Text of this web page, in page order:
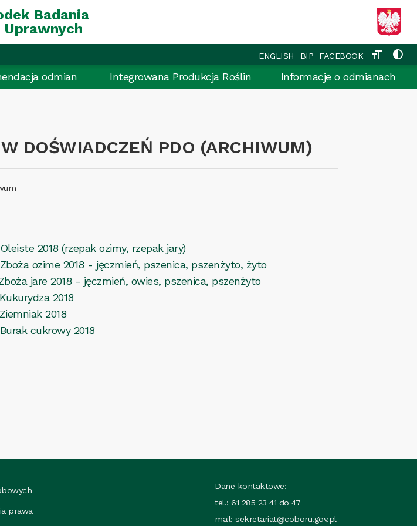
Badania
Uprawnych
ENGLISH BIP FACEBOOK format_size contrast
odmian Integrowana Produkcja Roślin Informacje o odmianach
DOŚWIADCZEŃ PDO (ARCHIWUM)
2018 (rzepak ozimy, rzepak jary)
ozime 2018 - jęczmień, pszenica, pszenżyto, żyto
jare 2018 - jęczmień, owies, pszenica, pszenżyto
2018
2018
cukrowy 2018
prawa
Dane kontaktowe:
tel.: 61 285 23 41 do 47
mail:sekretariat@coboru.gov.pl